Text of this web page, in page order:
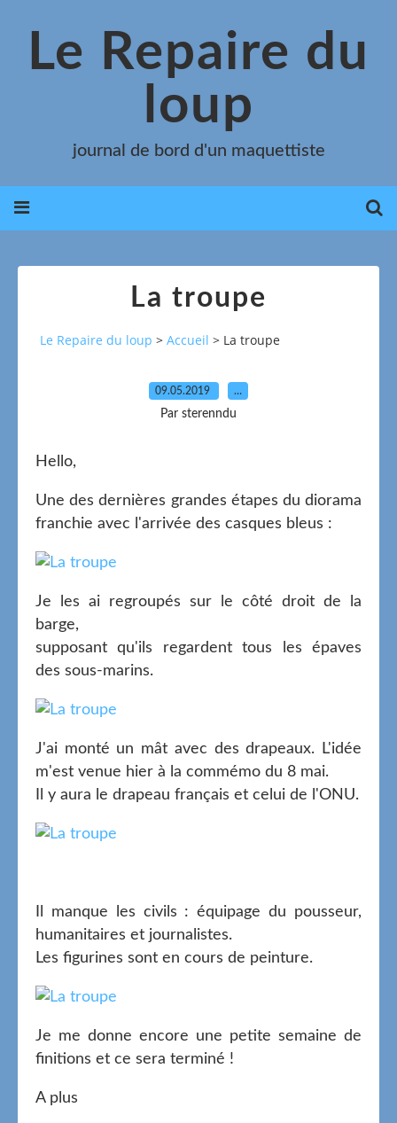
Le Repaire du
loup
journal de bord d'un maquettiste
La troupe
Le Repaire du loup > Accueil > La troupe
09.05.2019 …
Par sterenndu
Hello,
Une des dernières grandes étapes du diorama
franchie avec l'arrivée des casques bleus :
Je les ai regroupés sur le côté droit de la
barge,
supposant qu'ils regardent tous les épaves
des sous-marins.
J'ai monté un mât avec des drapeaux. L'idée
m'est venue hier à la commémo du 8 mai.
Il y aura le drapeau français et celui de l'ONU.
Il manque les civils : équipage du pousseur,
humanitaires et journalistes.
Les figurines sont en cours de peinture.
Je me donne encore une petite semaine de
finitions et ce sera terminé !
A plus